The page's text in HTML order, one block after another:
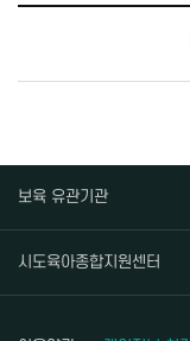
보육 유관기관
시도육아종합지원센터